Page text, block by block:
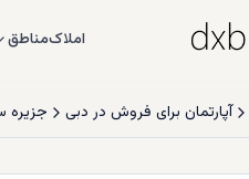
املاکمناطق
آپارتمان برای فروش در دبی جزیره